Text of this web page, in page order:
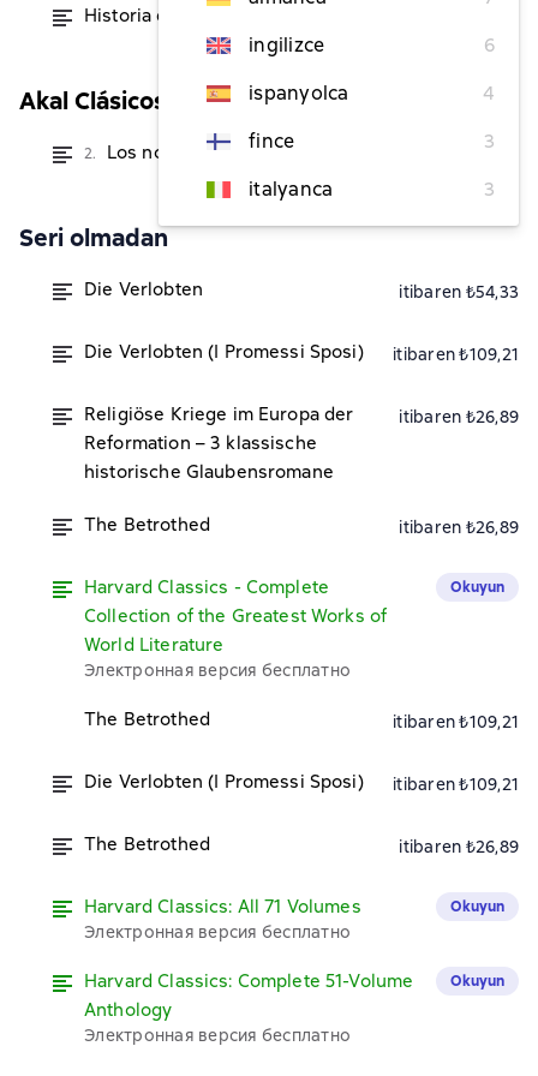
ingilizce
6
ispanyolca
4
fince
3
italyanca
3
Historia de la columna infame
Akal Clásicos de la Literatura
2. Los novios itibaren ₺548,26
Seri olmadan
Die Verlobten itibaren ₺54,33
Die Verlobten (I Promessi Sposi) itibaren ₺109,21
Religiöse Kriege im Europa der
Reformation – 3 klassische
historische Glaubensromane
itibaren ₺26,89
The Betrothed itibaren ₺26,89
Harvard Classics - Complete
Collection of the Greatest Works of
World Literature
Электронная версия бесплатно
Okuyun
The Betrothed itibaren ₺109,21
Die Verlobten (I Promessi Sposi) itibaren ₺109,21
The Betrothed itibaren ₺26,89
Harvard Classics: All 71 Volumes
Электронная версия бесплатно
Okuyun
Harvard Classics: Complete 51-Volume
Anthology
Электронная версия бесплатно
Okuyun